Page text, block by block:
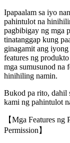
Ipapaalam sa iyo
pahintulot na
pagbibigay ng mga
tinatanggap kung
ginagamit ang
features ng
mga sumusunod na
hinihiling namin.
Bukod pa rito, dahil
kami ng pahintulot
【Mga Features
Permission】